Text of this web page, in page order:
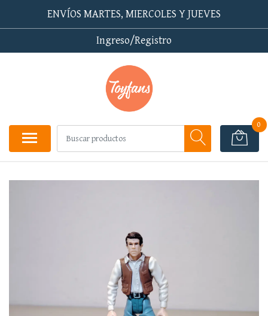
ENVÍOS MARTES, MIERCOLES Y JUEVES
Ingreso/Registro
0